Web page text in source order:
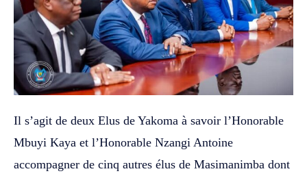
Il s’agit de deux Elus de Yakoma à savoir l’Honorable
Mbuyi Kaya et l’Honorable Nzangi Antoine
accompagner de cinq autres élus de Masimanimba dont